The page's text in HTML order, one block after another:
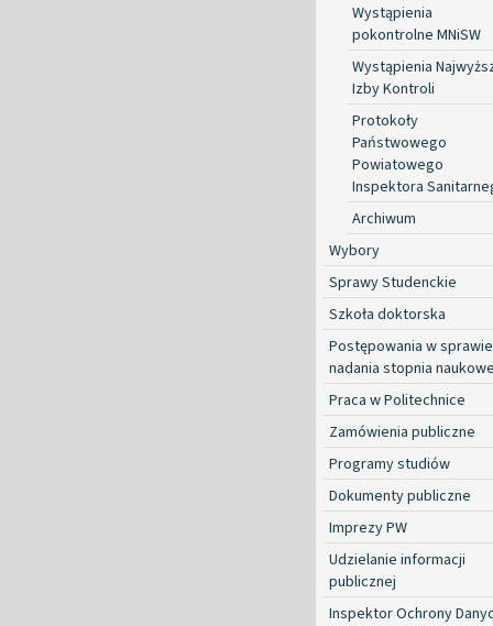
Wystąpienia
pokontrolne MNiSW
Wystąpienia
Izby Kontroli
Protokoły
Państwowego
Powiatowego
Inspektora
Archiwum
Wybory
Sprawy Studenckie
Szkoła doktorska
Postępowania w sprawie
nadania stopnia
Praca w Politechnice
Zamówienia publiczne
Programy studiów
Dokumenty publiczne
Imprezy PW
Udzielanie informacji
publicznej
Inspektor Ochrony